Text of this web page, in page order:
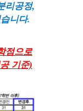
리공정,
니다.
점으로
기준)